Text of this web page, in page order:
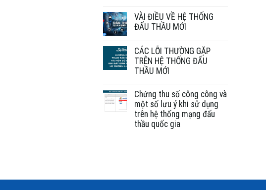
VÀI ĐIỀU VỀ HỆ THỐNG
ĐẤU THẦU MỚI
CÁC LỖI THƯỜNG GẶP
TRÊN HỆ THỐNG ĐẤU
THẦU MỚI
Chứng thu số công công và
một số lưu ý khi sử dụng
trên hệ thống mạng đấu
thầu quốc gia